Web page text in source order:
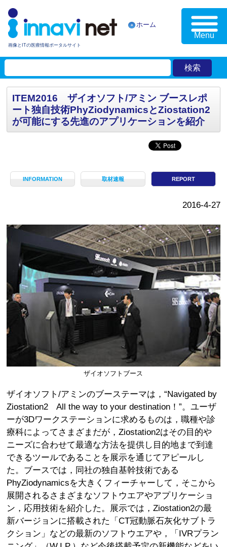
画像とITの医療情報ポータルサイト
ホーム
Menu
ITEM2016 ザイオソフト/アミン ブースレポ
ート独自技術PhyZiodynamicsとZiostation2
が可能にする先進のアプリケーションを紹介
INFORMATION 取材速報 REPORT
2016-4-27
ザイオソフトブース
ザイオソフト/アミンのブーステーマは，“Navigated by
Ziostation2 All the way to your destination！”。ユーザ
ーが3Dワークステーションに求めるものは，職種や診
療科によってさまざまだが，Ziostation2はその目的や
ニーズに合わせて最適な方法を提供し目的地まで到達
できるツールであることを展示を通じてアピールし
た。ブースでは，同社の独自基幹技術である
PhyZiodynamicsを大きくフィーチャーして，そこから
展開されるさまざまなソフトウエアやアプリケーショ
ン，応用技術を紹介した。展示では，Ziostation2の最
新バージョンに搭載された「CT冠動脈石灰化サブトラ
クション」などの最新のソフトウエアや，「IVRプラン